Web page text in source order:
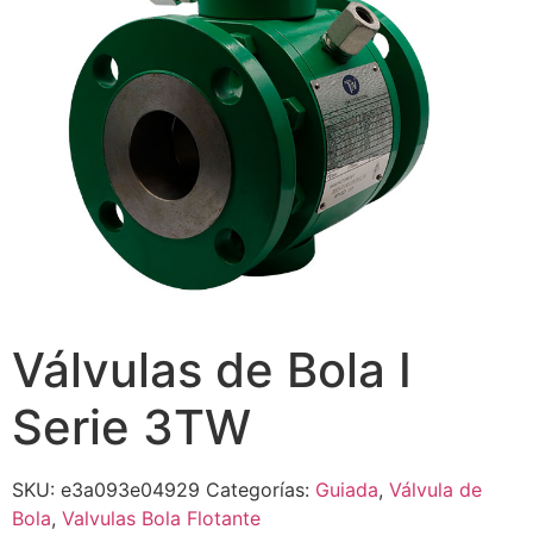
Válvulas de Bola I
Serie 3TW
SKU: e3a093e04929 Categorías: Guiada, Válvula de
Bola, Valvulas Bola Flotante